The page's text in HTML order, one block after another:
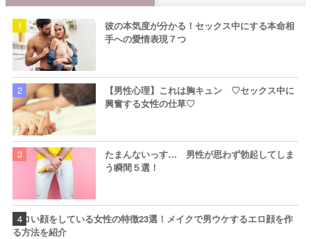
彼の本気度が分かる！セックス中にする本命相
手への愛情表現７つ
【男性心理】これは胸キュン ♡セックス中に
興奮する女性の仕草♡
たまんないっす… 男性が思わず勃起してしま
う瞬間５選！
エロい顔をしている女性の特徴23選！メイクで男ウケするエロ顔を作
る方法を紹介